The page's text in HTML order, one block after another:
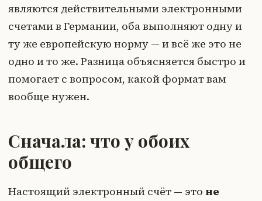
являются действительными электронными
счетами в Германии, оба выполняют одну и
ту же европейскую норму — и всё же это не
одно и то же. Разница объясняется быстро и
помогает с вопросом, какой формат вам
вообще нужен.
Сначала: что у обоих
общего
Настоящий электронный счёт — это не